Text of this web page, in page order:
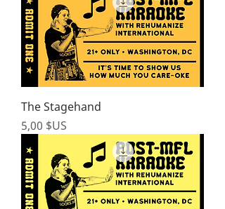
The Stagehand
Prix
5,00 $US